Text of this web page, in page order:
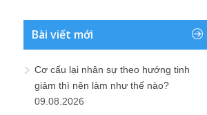
Bài viết mới
Cơ cấu lại nhân sự theo hướng tinh
giảm thì nên làm như thế nào?
09.08.2026